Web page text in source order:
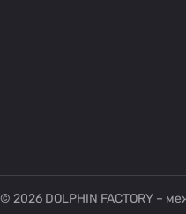
© 2026 DOLPHIN FACTORY –